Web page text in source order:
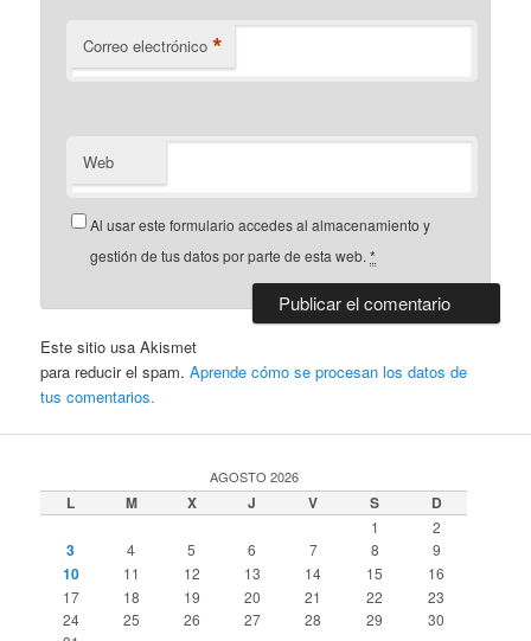
Correo electrónico *
Web
Al usar este formulario accedes al almacenamiento y
gestión de tus datos por parte de esta web.*
Este sitio usa Akismet
para reducir el spam.Aprende cómo se procesan los datos de
tus comentarios.
AGOSTO 2026
L M X J V S D
1 2
3 4 5 6 7 8 9
10 11 12 13 14 15
16
17
18 19 20 21 22
23
24
25 26 27 28 29
30